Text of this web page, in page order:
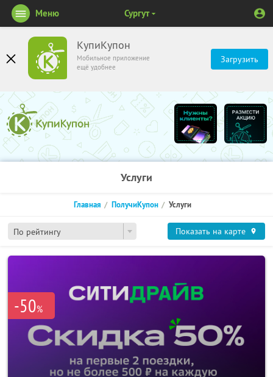
КупиКупон
Мобильное приложение
ещё удобнее
Загрузить
Меню Сургут
Услуги
По рейтингу
Главная ПолучиКупон Услуги
Показать на карте
-50%